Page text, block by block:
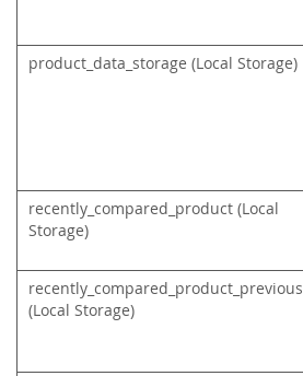
product_data_storage (Local Storage)
recently_compared_product (Local
Storage)
recently_compared_product_previous
(Local Storage)